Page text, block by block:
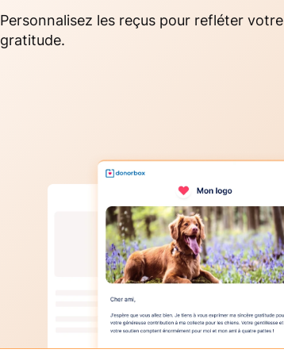
Personnalisez les reçus pour refléter votre
gratitude.